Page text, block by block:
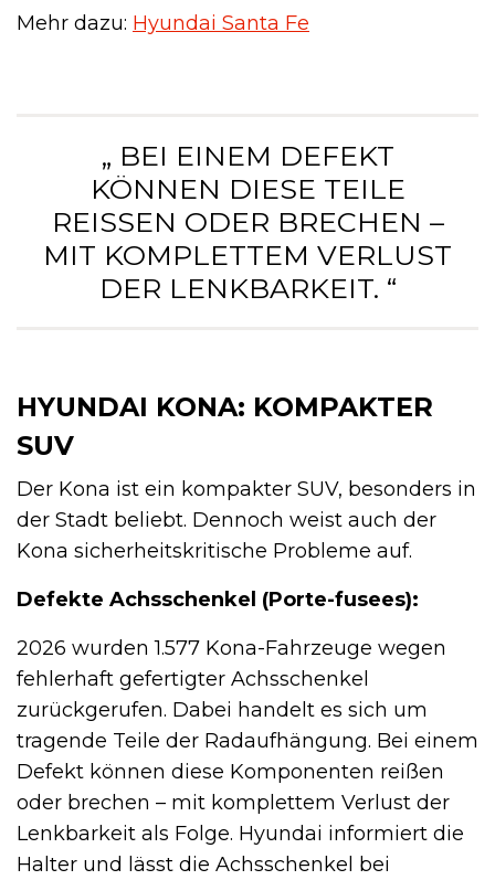
Mehr dazu: Hyundai Santa Fe
„ BEI EINEM DEFEKT
KÖNNEN DIESE TEILE
REISSEN ODER BRECHEN – M
IT KOMPLETTEM VERLUST D
ER LENKBARKEIT. “
HYUNDAI KONA: KOMPAKTER
SUV
Der Kona ist ein kompakter SUV, besonders in
der Stadt beliebt. Dennoch weist auch der
Kona sicherheitskritische Probleme auf.
Defekte Achsschenkel (Porte-fusees):
2026 wurden 1.577 Kona-Fahrzeuge wegen
fehlerhaft gefertigter Achsschenkel
zurückgerufen. Dabei handelt es sich um
tragende Teile der Radaufhängung. Bei einem
Defekt können diese Komponenten reißen
oder brechen – mit komplettem Verlust der
Lenkbarkeit als Folge. Hyundai informiert die
Halter und lässt die Achsschenkel bei